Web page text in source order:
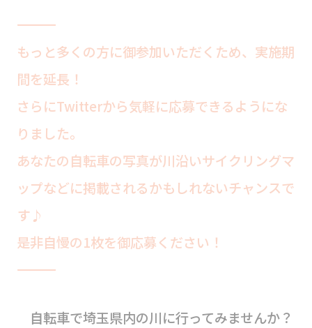
――――――――――――――――――――――――――――――――――――――――――――
もっと多くの方に御参加いただくため、実施期
間を延長！
さらにTwitterから気軽に応募できるようにな
りました。
あなたの自転車の写真が川沿いサイクリングマ
ップなどに掲載されるかもしれないチャンスで
す♪
是非自慢の1枚を御応募ください！
――――――――――――――――――――――――――――――――――――――――――――
自転車で埼玉県内の川に行ってみませんか？